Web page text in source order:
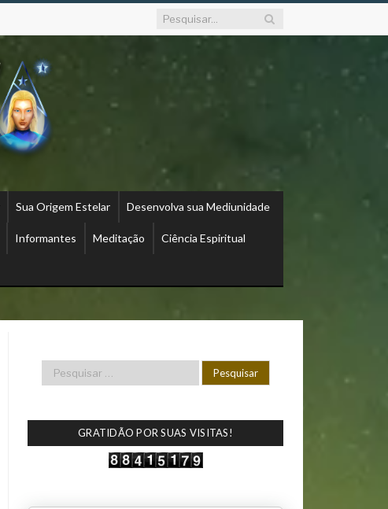
Sua Origem Estelar Desenvolva sua Mediunidade
Informantes Meditação Ciência Espiritual
GRATIDÃO POR SUAS VISITAS!